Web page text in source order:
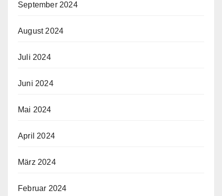
September 2024
August 2024
Juli 2024
Juni 2024
Mai 2024
April 2024
März 2024
Februar 2024